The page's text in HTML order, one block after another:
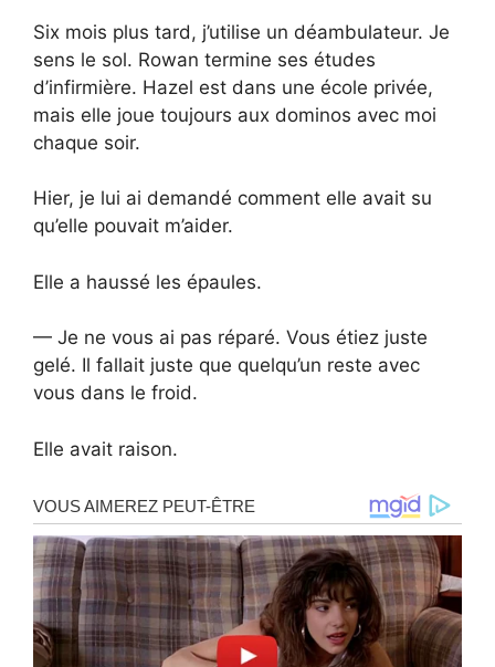
Six mois plus tard, j’utilise un déambulateur. Je
sens le sol. Rowan termine ses études
d’infirmière. Hazel est dans une école privée,
mais elle joue toujours aux dominos avec moi
chaque soir.
Hier, je lui ai demandé comment elle avait su
qu’elle pouvait m’aider.
Elle a haussé les épaules.
— Je ne vous ai pas réparé. Vous étiez juste
gelé. Il fallait juste que quelqu’un reste avec
vous dans le froid.
Elle avait raison.